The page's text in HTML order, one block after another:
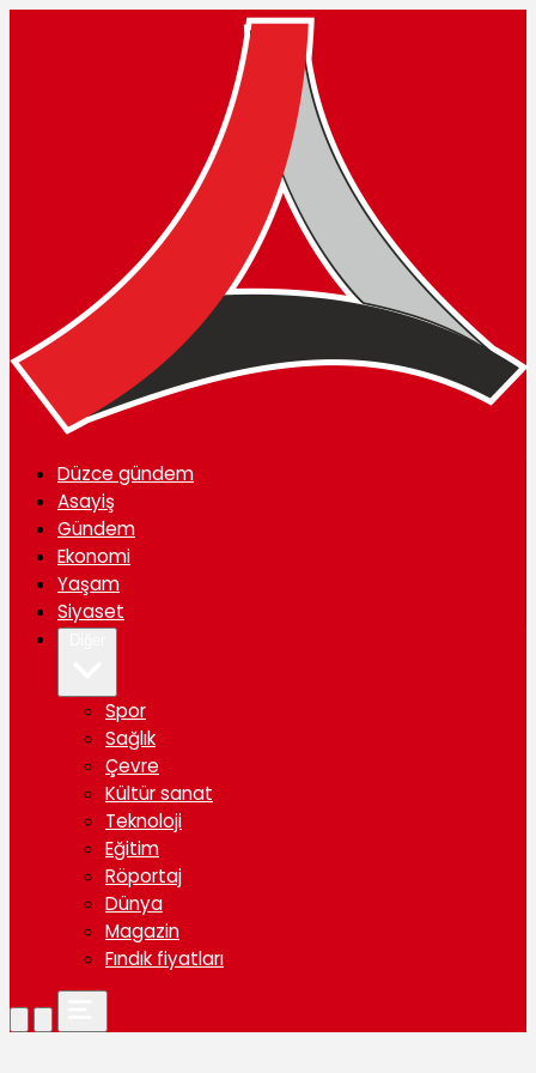
Düzce gündem
Asayiş
Gündem
Ekonomi
Yaşam
Siyaset
Spor
Sağlık
Çevre
Kültür sanat
Teknoloji
Eğitim
Röportaj
Dünya
Magazin
Fındık fiyatları